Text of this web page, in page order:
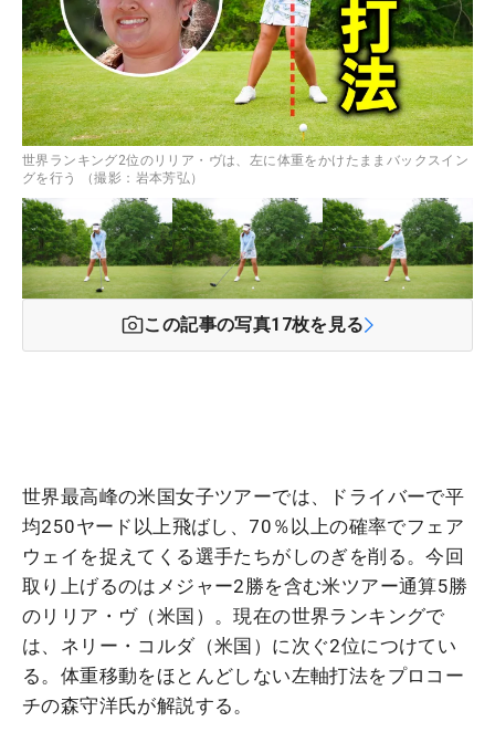
世界ランキング2位のリリア・ヴは、左に体重をかけたままバックスイン
グを行う （撮影：岩本芳弘）
この記事の写真17枚を見る
世界最高峰の米国女子ツアーでは、ドライバーで平
均250ヤード以上飛ばし、70％以上の確率でフェア
ウェイを捉えてくる選手たちがしのぎを削る。今回
取り上げるのはメジャー2勝を含む米ツアー通算5勝
のリリア・ヴ（米国）。現在の世界ランキングで
は、ネリー・コルダ（米国）に次ぐ2位につけてい
る。体重移動をほとんどしない左軸打法をプロコー
チの森守洋氏が解説する。